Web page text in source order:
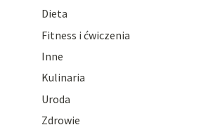
Dieta
Fitness i ćwiczenia
Inne
Kulinaria
Uroda
Zdrowie